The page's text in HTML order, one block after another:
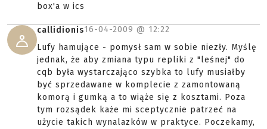
box'a w ics
callidionis16-04-2009 @ 12:22
Lufy hamujące - pomysł sam w sobie niezły. Myślę
jednak, że aby zmiana typu repliki z "leśnej" do
cqb była wystarczająco szybka to lufy musiałby
być sprzedawane w komplecie z zamontowaną
komorą i gumką a to wiąże się z kosztami. Poza
tym rozsądek każe mi sceptycznie patrzeć na
użycie takich wynalazków w praktyce. Poczekamy,